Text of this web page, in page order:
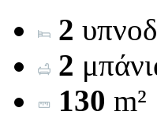
2
2
130 m²